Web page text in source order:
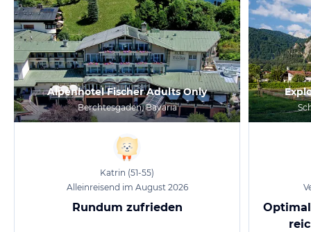
Alpenhotel Fischer Adults Only
Berchtesgaden, Bavaria
Katrin (51-55)
Alleinreisend im August 2026
Rundum zufrieden